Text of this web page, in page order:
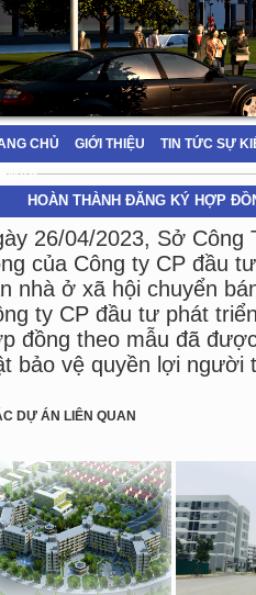
CHỦ GIỚI THIỆU
TIN TỨC SỰ
HOÀN THÀNH ĐĂNG KÝ HỢP
26/04/2023, Sở
của Công ty CP đầu
nhà ở xã hội chuyển
ty CP đầu tư phát
đồng theo mẫu đã
bảo vệ quyền lợi người
DỰ ÁN LIÊN QUAN